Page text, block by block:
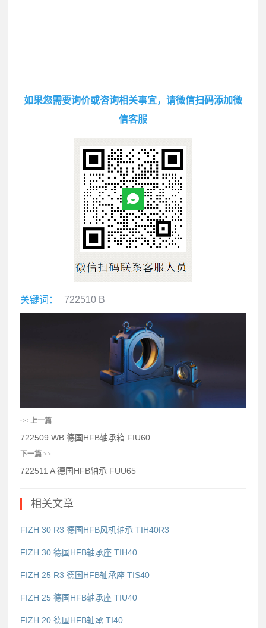
如果您需要询价或咨询相关事宜，请微信扫码添加微
信客服
关键词： 722510 B
<< 上一篇
722509 WB 德国HFB轴承箱 FIU60
下一篇 >>
722511 A 德国HFB轴承 FUU65
相关文章
FIZH 30 R3 德国HFB风机轴承 TIH40R3
FIZH 30 德国HFB轴承座 TIH40
FIZH 25 R3 德国HFB轴承座 TIS40
FIZH 25 德国HFB轴承座 TIU40
FIZH 20 德国HFB轴承 TI40